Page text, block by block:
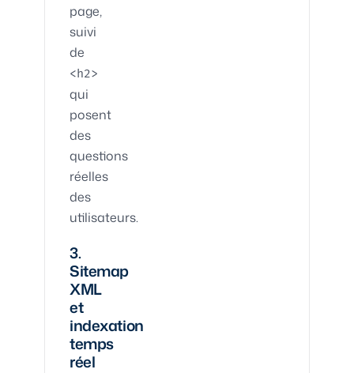
page,
suivi
de
<h2>
qui
posent
des
questions
réelles
des
utilisateurs.
3.
Sitemap
XML
et
indexation
temps
réel